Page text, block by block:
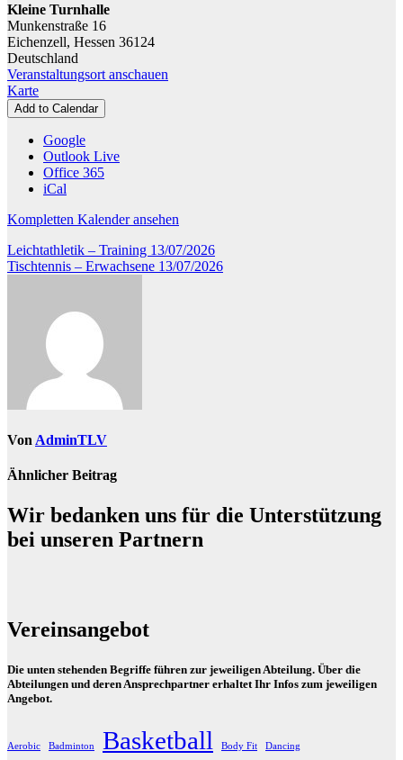
Kleine Turnhalle
Munkenstraße 16
Eichenzell, Hessen 36124
Deutschland
Veranstaltungsort anschauen
KarteKleine
Turnhalle
Add to Calendar
Google
Outlook Live
Office 365
iCal
Kompletten Kalender ansehen
Beitragsnavigation
Leichtathletik – Training 13/07/2026
Tischtennis – Erwachsene 13/07/2026
Von AdminTLV
Ähnlicher Beitrag
Wir bedanken uns für die Unterstützung
bei unseren Partnern
Vereinsangebot
Die unten stehenden Begriffe führen zur jeweiligen Abteilung. Über die
Abteilungen und deren Ansprechpartner erhaltet Ihr Infos zum jeweiligen
Angebot.
Aerobic Badminton Basketball Body Fit
Dancing